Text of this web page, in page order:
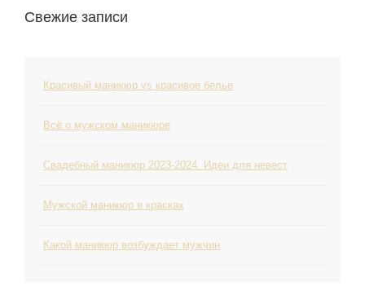
Свежие записи
Красивый маникюр vs красивое белье
Всё о мужском маникюре
Свадебный маникюр 2023-2024. Идеи для невест
Мужской маникюр в красках
Какой маникюр возбуждает мужчин